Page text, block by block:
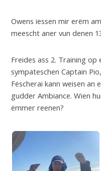
Owens iessen mir erëm
meescht aner vun denen
Freides ass 2. Training
sympateschen Captain
Fëscherai kann weisen an
gudder Ambiance. Wien
ëmmer reenen?